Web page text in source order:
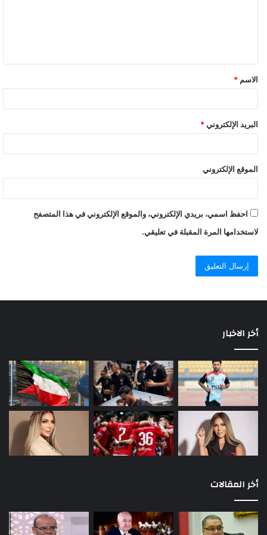
تصريح ناري للمراهقة الأفغانية البطلة التي قتلت اثنين من الاسم *
البريد الإلكتروني *
الموقع الإلكتروني
احفظ اسمي، بريدي الإلكتروني، والموقع الإلكتروني في هذا المتصفح
لاستخدامها المرة المقبلة في تعليقي.
أخر الاخبار
أخر المقالات